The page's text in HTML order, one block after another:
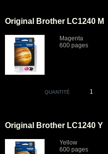
Original Brother LC1240 M
Magenta
600 pages
QUANTITÉ
Original Brother LC1240 Y
Yellow
600 pages